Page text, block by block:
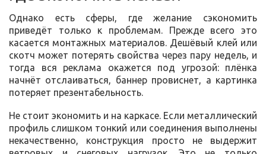
Однако есть сферы, где желание сэкономить
приведёт только к проблемам. Прежде всего это
касается монтажных материалов. Дешёвый клей или
скотч может потерять свойства через пару недель, и
тогда вся реклама окажется под угрозой: плёнка
начнёт отслаиваться, баннер провиснет, а картинка
потеряет презентабельность.
Не стоит экономить и на каркасе. Если металлический
профиль слишком тонкий или соединения выполнены
некачественно, конструкция просто не выдержит